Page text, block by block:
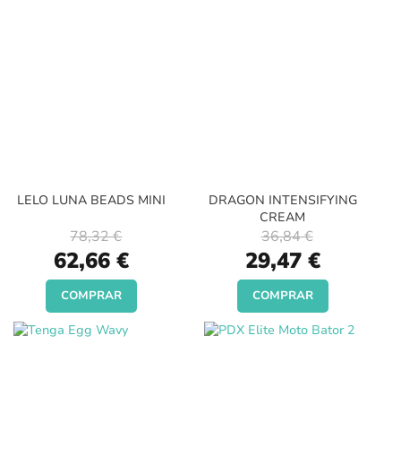
LELO LUNA BEADS MINI
Special
Price
62,66 €
78,32 €
COMPRAR
DRAGON INTENSIFYING
CREAM
Special
Price
29,47 €
36,84 €
COMPRAR